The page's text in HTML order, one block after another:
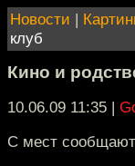
Новости |
клуб
Кино и
10.06.09 11:35 |
С мест